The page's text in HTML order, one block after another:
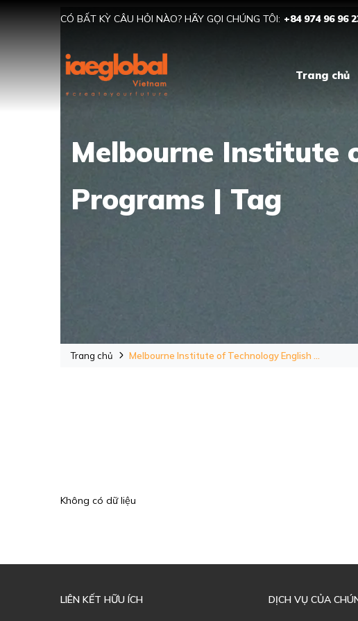
CÓ BẤT KỲ CÂU HỎI NÀO? HÃY GỌI CHÚNG TÔI: +84 974 96 96
Trang chủ
Melbourne Institute
Programs | Tag
Trang chủ Melbourne Institute of Technology English ...
Không có dữ liệu
LIÊN KẾT HỮU ÍCH DỊCH VỤ CỦA